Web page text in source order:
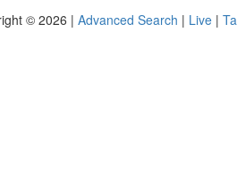
© 2026 | Advanced Search | Live |